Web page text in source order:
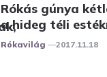
Rókás gúnya
a hideg téli
Posted
Rókavilág 2017.11.18